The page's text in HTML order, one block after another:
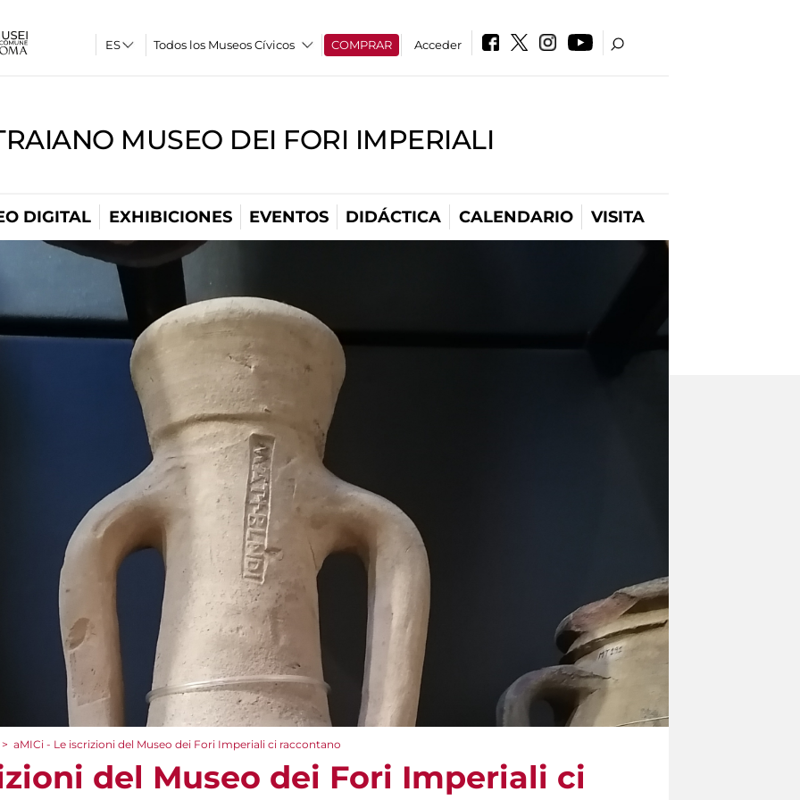
Todos los Museos Cívicos COMPRAR Acceder
MUSEO DEI FORI IMPERIALI
DIGITAL EXHIBICIONES EVENTOS DIDÁCTICA CALENDARIO VISITA
> aMICi - Le iscrizioni del Museo dei Fori Imperiali ci raccontano
del Museo dei Fori Imperiali ci